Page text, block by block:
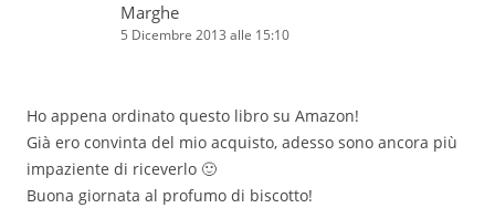
Marghe
5 Dicembre 2013 alle 15:10
Ho appena ordinato questo libro su Amazon!
Già ero convinta del mio acquisto, adesso sono ancora più
impaziente di riceverlo 🙂
Buona giornata al profumo di biscotto!